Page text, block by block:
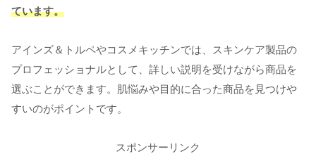
ています。
アインズ＆トルペやコスメキッチンでは、スキンケア製品の
プロフェッショナルとして、詳しい説明を受けながら商品を
選ぶことができます。肌悩みや目的に合った商品を見つけや
すいのがポイントです。
スポンサーリンク